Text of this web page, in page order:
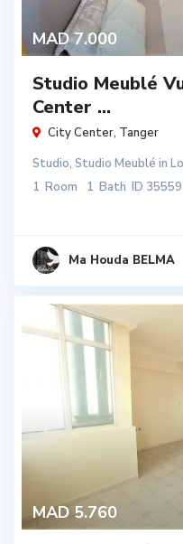
MAD 7.000
Studio Meublé
Center ...
City Center, Tanger
Studio, Studio Meublé in
1 Room 1 Bath ID 35559
Ma Houda BELMA
MAD 5.760